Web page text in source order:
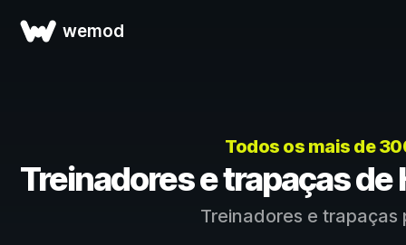
wemod
Todos os mais de
Treinadores e trapaças
Treinadores e trapaças